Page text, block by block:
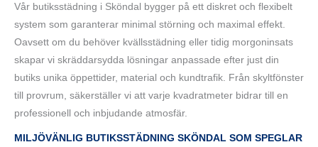
Vår butiksstädning i Sköndal bygger på ett diskret och flexibelt
system som garanterar minimal störning och maximal effekt.
Oavsett om du behöver kvällsstädning eller tidig morgoninsats
skapar vi skräddarsydda lösningar anpassade efter just din
butiks unika öppettider, material och kundtrafik. Från skyltfönster
till provrum, säkerställer vi att varje kvadratmeter bidrar till en
professionell och inbjudande atmosfär.
MILJÖVÄNLIG BUTIKSSTÄDNING SKÖNDAL SOM SPEGLAR